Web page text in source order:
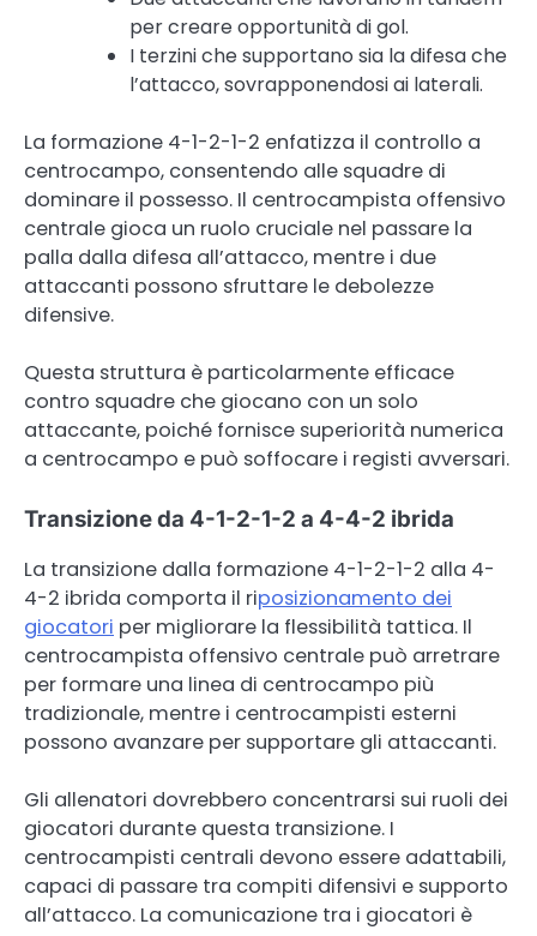
per creare opportunità di gol.
I terzini che supportano sia la difesa che
l’attacco, sovrapponendosi ai laterali.
La formazione 4-1-2-1-2 enfatizza il controllo a
centrocampo, consentendo alle squadre di
dominare il possesso. Il centrocampista offensivo
centrale gioca un ruolo cruciale nel passare la
palla dalla difesa all’attacco, mentre i due
attaccanti possono sfruttare le debolezze
difensive.
Questa struttura è particolarmente efficace
contro squadre che giocano con un solo
attaccante, poiché fornisce superiorità numerica
a centrocampo e può soffocare i registi avversari.
Transizione da 4-1-2-1-2 a 4-4-2 ibrida
La transizione dalla formazione 4-1-2-1-2 alla 4-
4-2 ibrida comporta il riposizionamento dei
giocatori per migliorare la flessibilità tattica. Il
centrocampista offensivo centrale può arretrare
per formare una linea di centrocampo più
tradizionale, mentre i centrocampisti esterni
possono avanzare per supportare gli attaccanti.
Gli allenatori dovrebbero concentrarsi sui ruoli dei
giocatori durante questa transizione. I
centrocampisti centrali devono essere adattabili,
capaci di passare tra compiti difensivi e supporto
all’attacco. La comunicazione tra i giocatori è